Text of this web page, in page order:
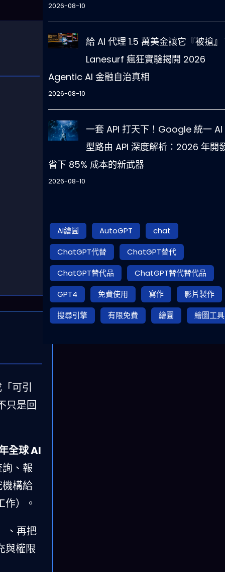
可引
只是回
全球 AI
、報
構給
）。
、再把
與權限
2026-08-10
給 AI 代理 1.5 萬美金讓它『被搶』
Lanesurf 瘋狂實驗揭開 2026
Agentic AI 金融自治真相
2026-08-10
一套 API 打天下！Google 統一 AI
型路由 API 深度解析：2026 年開
省下 85% 成本的新武器
2026-08-10
AI繪圖 AutoGPT
chat
ChatGPT代替
ChatGPT替代
ChatGPT替代品
ChatGPT替代替代品
GPT4
免費使用 寫作
影片製作
搜尋引擎
有限免費 繪圖 繪圖工具